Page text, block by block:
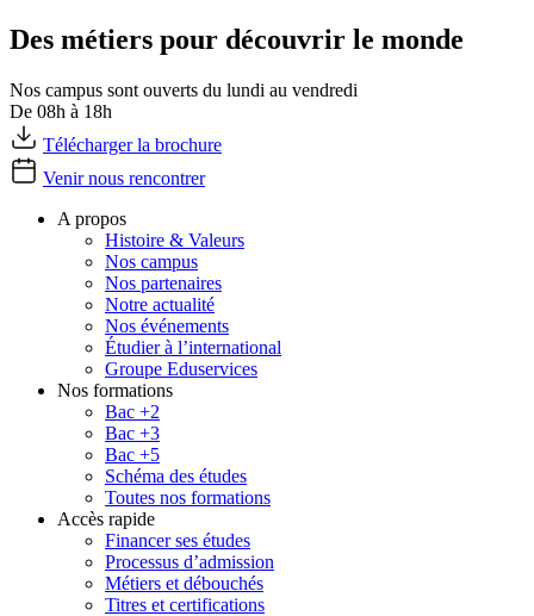
Des métiers pour découvrir le monde
Nos campus sont ouverts du lundi au vendredi
De 08h à 18h
Télécharger la brochure
Venir nous rencontrer
A propos
Histoire & Valeurs
Nos campus
Nos partenaires
Notre actualité
Nos événements
Étudier à l’international
Groupe Eduservices
Nos formations
Bac +2
Bac +3
Bac +5
Schéma des études
Toutes nos formations
Accès rapide
Financer ses études
Processus d’admission
Métiers et débouchés
Titres et certifications